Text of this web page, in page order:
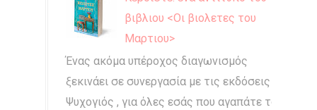
βιβλιου <Οι βιολετες του
Μαρτιου>
Ένας ακόμα υπέροχος διαγωνισμός
ξεκινάει σε συνεργασία με τις εκδόσεις
Ψυχογιός , για όλες εσάς που αγαπάτε το